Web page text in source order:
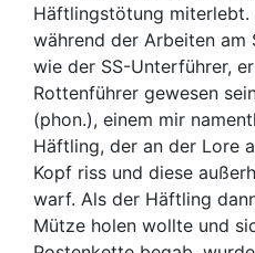
Häftlingstötung miterlebt.
während der Arbeiten am
wie der SS-Unterführer,
Rottenführer gewesen
(phon.), einem mir
Häftling, der an der Lore
Kopf riss und diese
warf. Als der Häftling
Mütze holen wollte und